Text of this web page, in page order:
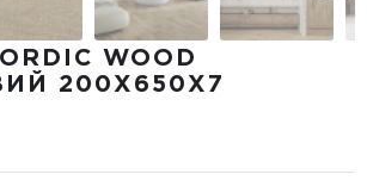
WOOD
200X650X7